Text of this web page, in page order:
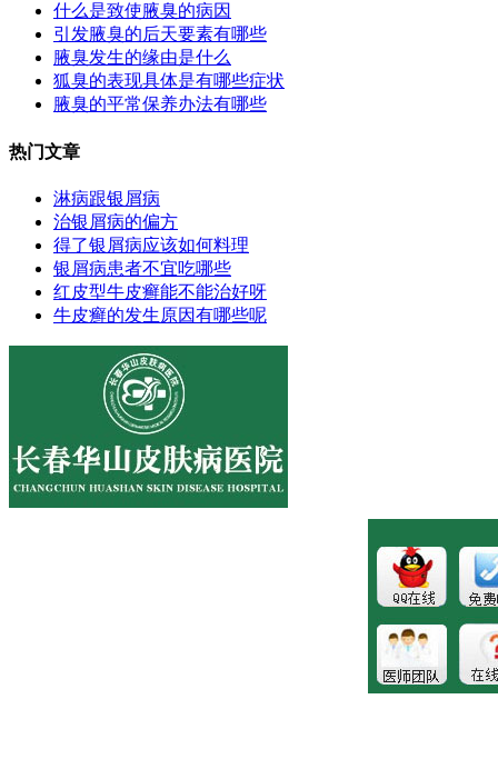
什么是致使腋臭的病因
引发腋臭的后天要素有哪些
腋臭发生的缘由是什么
狐臭的表现具体是有哪些症状
腋臭的平常保养办法有哪些
热门文章
淋病跟银屑病
治银屑病的偏方
得了银屑病应该如何料理
银屑病患者不宜吃哪些
红皮型牛皮癣能不能治好呀
牛皮癣的发生原因有哪些呢